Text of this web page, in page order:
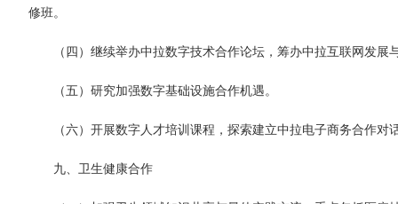
修班。
（四）继续举办中拉数字技术合作论坛，筹办中拉互联网发展
（五）研究加强数字基础设施合作机遇。
（六）开展数字人才培训课程，探索建立中拉电子商务合作对
九、卫生健康合作